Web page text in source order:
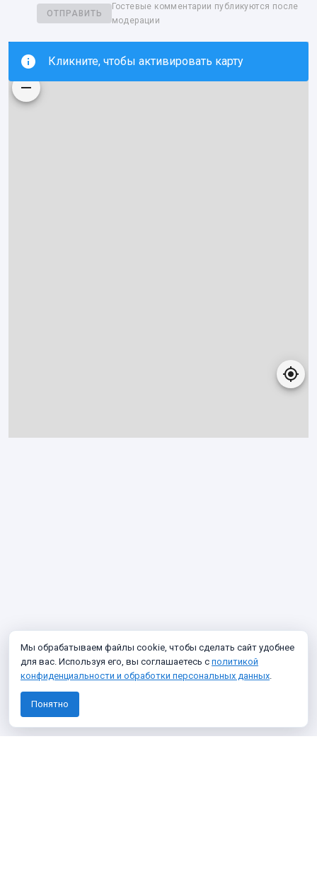
ОТПРАВИТЬ
Гостевые комментарии публикуются после
модерации
Кликните, чтобы активировать карту
Мы обрабатываем файлы cookie, чтобы сделать сайт удобнее
для вас. Используя его, вы соглашаетесь с политикой
конфиденциальности и обработки персональных данных.
Понятно